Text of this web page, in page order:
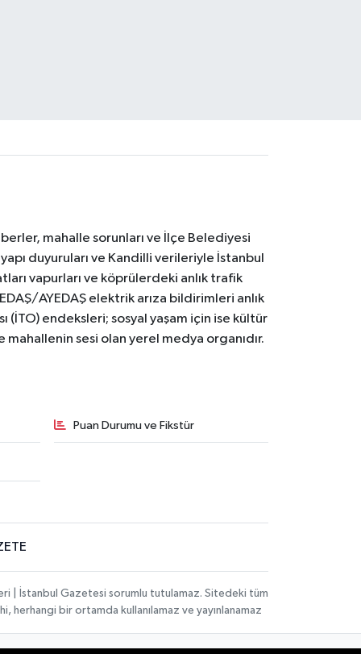
mahalle sorunları ve İlçe Belediyesi
duyuruları ve Kandilli verileriyle İstanbul
vapurları ve köprülerdeki anlık trafik
AYEDAŞ elektrik arıza bildirimleri anlık
(İTO) endeksleri; sosyal yaşam için ise kültür
sesi olan yerel medya organıdır.
Puan Durumu ve Fikstür
| İstanbul Gazetesi sorumlu tutulamaz. Sitedeki tüm
herhangi bir ortamda kullanılamaz ve yayınlanamaz